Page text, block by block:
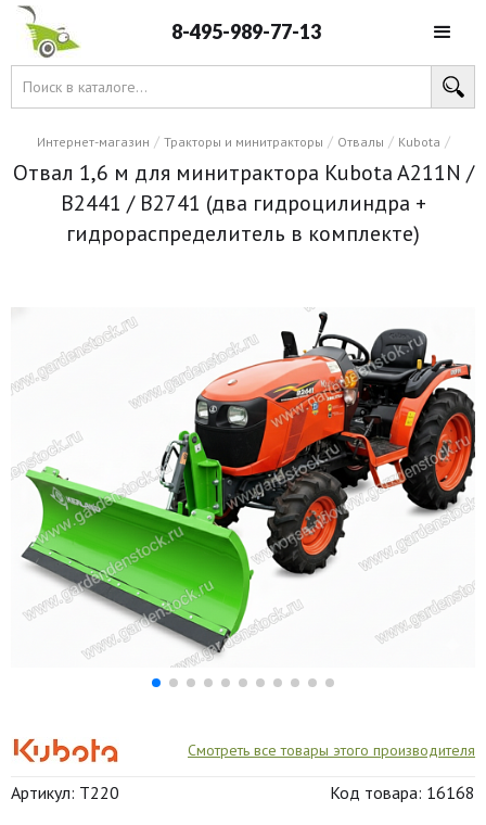
8-495-989-77-13
Интернет-магазин / Тракторы и минитракторы / Отвалы / Kubota /
Отвал 1,6 м для минитрактора Kubota A211N /
B2441 / B2741 (два гидроцилиндра +
гидрораспределитель в комплекте)
Смотреть все товары этого производителя
Артикул: T220 Код товара: 16168